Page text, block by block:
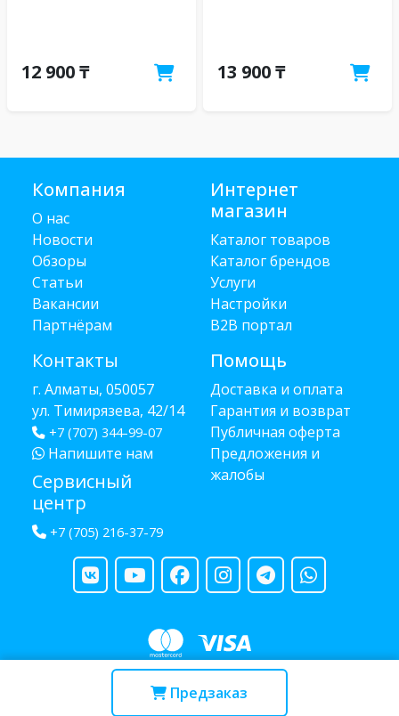
Предзаказ
12 900 ₸ 13 900 ₸
Компания
О нас
Новости
Обзоры
Статьи
Вакансии
Партнёрам
Контакты
г. Алматы, 050057
ул. Тимирязева, 42/14
+7 (707) 344-99-07
Напишите нам
Сервисный
центр
+7 (705) 216-37-79
Интернет
магазин
Каталог товаров
Каталог брендов
Услуги
Настройки
B2B портал
Помощь
Доставка и оплата
Гарантия и возврат
Публичная оферта
Предложения и
жалобы
Copyright © 2013 - 2026 RUBA - разработано